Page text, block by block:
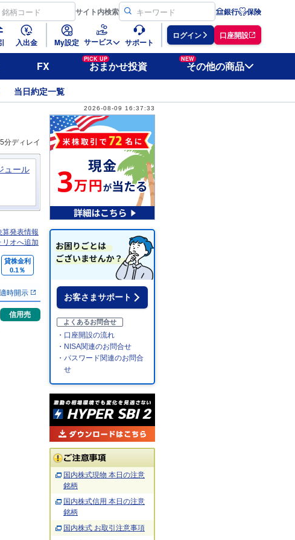
サイト内検索 銀行 保険
入出金 My設定 サービス サポート
ログイン 口座開設
FX
PICK UP
おまかせ投資
NEW
その他の商品
当日約定一覧
2026-08-09 16:37:33
分ディレイ
ュール
算発表情報
リオへ追加
貸株金利
0.1％
適時開示
信用売
お客さまサポート
よくあるお問合せ
・口座開設の流れ
・NISA関連のお問合せ
・パスワード関連のお問合
せ
国内株式現物 本日の注意
銘柄
国内株式信用 本日の注意
銘柄
国内株式 お取引注意事項